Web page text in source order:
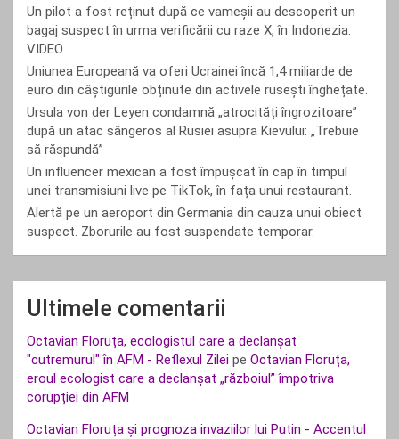
Un pilot a fost reținut după ce vameșii au descoperit un
bagaj suspect în urma verificării cu raze X, în Indonezia.
VIDEO
Uniunea Europeană va oferi Ucrainei încă 1,4 miliarde de
euro din câștigurile obținute din activele rusești înghețate.
Ursula von der Leyen condamnă „atrocități îngrozitoare”
după un atac sângeros al Rusiei asupra Kievului: „Trebuie
să răspundă”
Un influencer mexican a fost împușcat în cap în timpul
unei transmisiuni live pe TikTok, în fața unui restaurant.
Alertă pe un aeroport din Germania din cauza unui obiect
suspect. Zborurile au fost suspendate temporar.
Ultimele comentarii
Octavian Floruța, ecologistul care a declanșat
"cutremurul" în AFM - Reflexul Zilei pe Octavian Floruța,
eroul ecologist care a declanșat „războiul” împotriva
corupției din AFM
Octavian Floruța și prognoza invaziilor lui Putin - Accentul